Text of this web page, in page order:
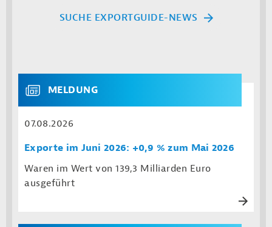
SUCHE EXPORTGUIDE-NEWS
MELDUNG
07.08.2026
Exporte im Juni 2026: +0,9 % zum Mai 2026
Waren im Wert von 139,3 Milliarden Euro
ausgeführt